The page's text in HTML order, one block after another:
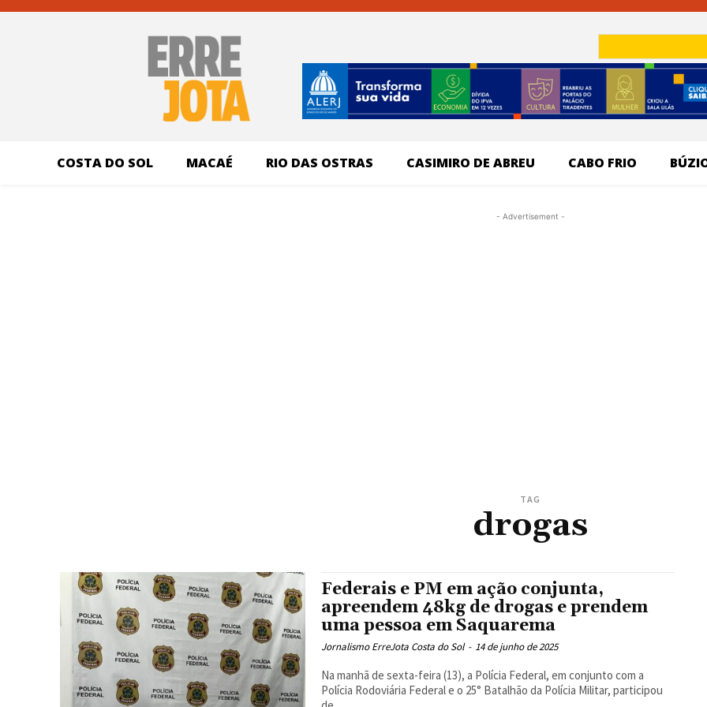
COSTA DO SOL MACAÉ RIO DAS OSTRAS CASIMIRO DE ABREU CABO FRIO
- Advertisement -
TAG
drogas
Federais e PM em ação conjunta,
apreendem 48kg de drogas e prendem
uma pessoa em Saquarema
Jornalismo ErreJota Costa do Sol - 14 de junho de 2025
Na manhã de sexta-feira (13), a Polícia Federal, em conjunto com a
Polícia Rodoviária Federal e o 25° Batalhão da Polícia Militar, participou